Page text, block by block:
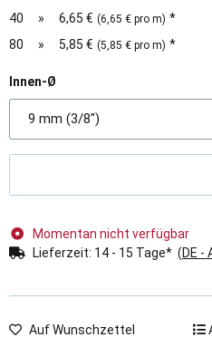
40
» 6,65 € (6,65 € pro m) *
80
» 5,85 € (5,85 € pro m) *
Innen-Ø
9 mm (3/8")
Momentan nicht verfügbar
Lieferzeit: 14 - 15 Tage* (DE -
Auf Wunschzettel